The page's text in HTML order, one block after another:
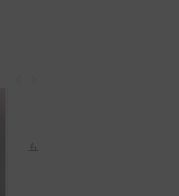
もっと見る